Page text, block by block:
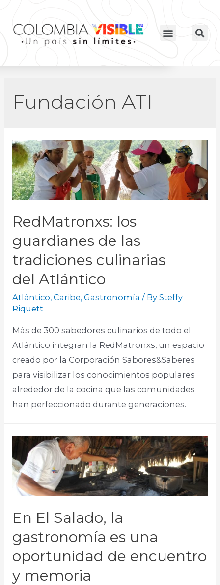
Fundación ATI
RedMatronxs: los
guardianes de las
tradiciones culinarias
del Atlántico
Atlántico,Caribe,Gastronomía / BySteffy
Riquett
Más de 300 sabedores culinarios de todo el
Atlántico integran la RedMatronxs, un espacio
creado por la Corporación Sabores&Saberes
para visibilizar los conocimientos populares
alrededor de la cocina que las comunidades
han perfeccionado durante generaciones.​
En El Salado, la
gastronomía es una
oportunidad de encuentro
y memoria